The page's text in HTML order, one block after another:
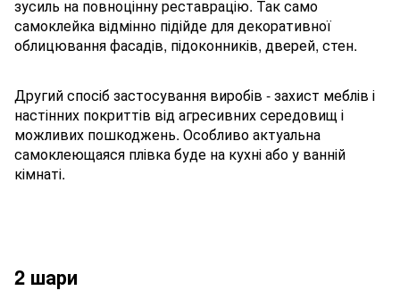
зусиль на повноцінну реставрацію. Так само
самоклейка відмінно підійде для декоративної
облицювання фасадів, підоконників, дверей, стен.
Другий спосіб застосування виробів - захист меблів і
настінних покриттів від агресивних середовищ і
можливих пошкоджень. Особливо актуальна
самоклеющаяся плівка буде на кухні або у ванній
кімнаті.
2 шари